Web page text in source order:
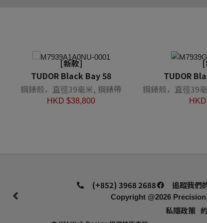
[新款]
TUDOR Black Bay 58
鋼錶殼，直徑39毫米, 鋼錶帶
HKD $38,800
TUDOR
鋼錶殼，直徑39
(+852) 3968 2688 追蹤我們
Copyright @2026
私隱政策